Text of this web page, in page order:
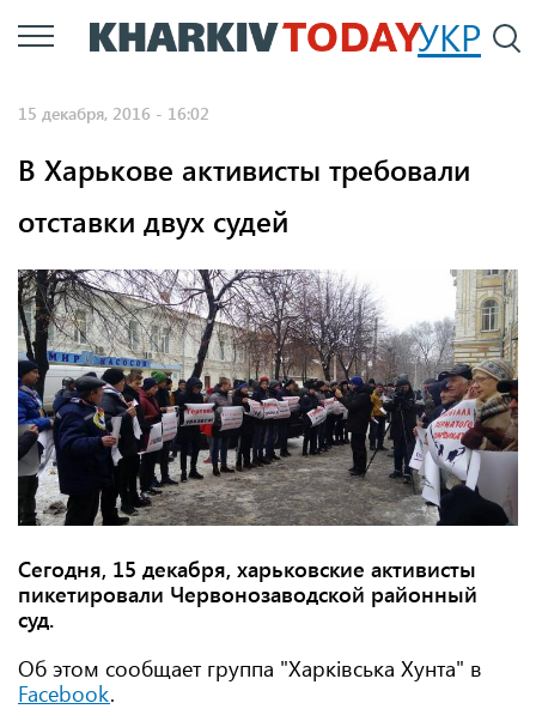
Перейти
к
УКР
15 декабря, 2016 - 16:02
В Харькове активисты требовали
отставки двух судей
Сегодня, 15 декабря, харьковские активисты
пикетировали Червонозаводской районный
суд.
Об этом сообщает группа "Харківська Хунта" в
Facebook.